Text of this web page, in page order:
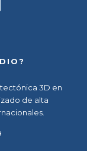
3D en
de alta